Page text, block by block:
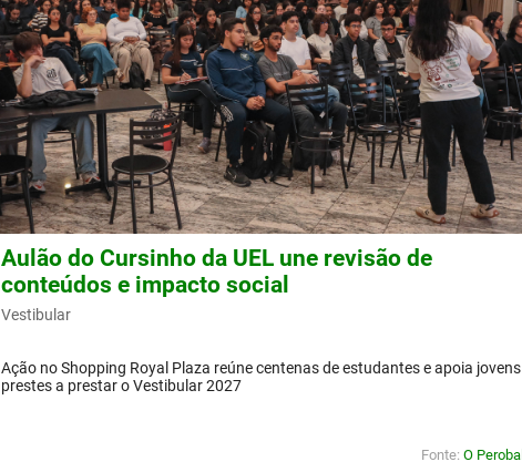
Aulão do Cursinho da UEL une revisão de
conteúdos e impacto social
Vestibular
Ação no Shopping Royal Plaza reúne centenas de estudantes e apoia jovens
prestes a prestar o Vestibular 2027
Fonte: O Perobal